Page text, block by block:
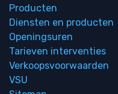
Producten
Diensten en producten
Openingsuren
Tarieven interventies
Verkoopsvoorwaarden
VSU